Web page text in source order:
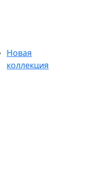
Новая
коллекция